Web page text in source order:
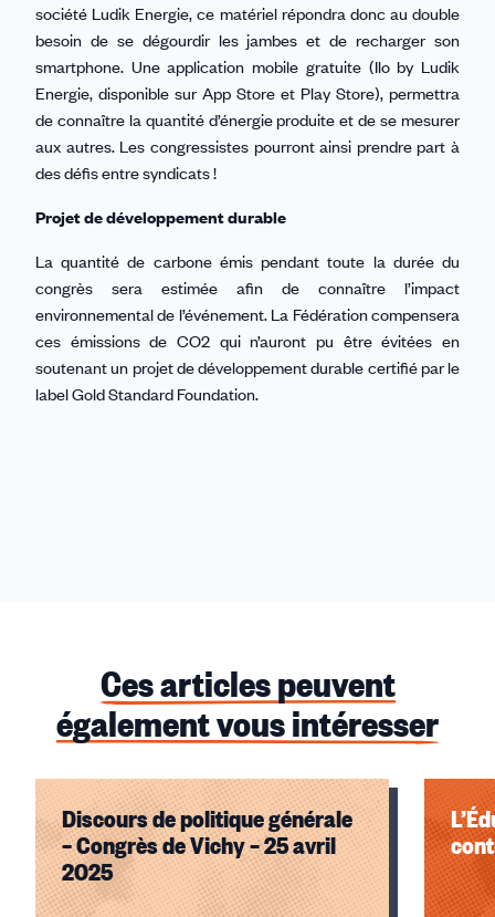
société Ludik Energie, ce matériel répondra donc au double
besoin de se dégourdir les jambes et de recharger son
smartphone. Une application mobile gratuite (Ilo by Ludik
Energie, disponible sur App Store et Play Store), permettra
de connaître la quantité d’énergie produite et de se mesurer
aux autres. Les congressistes pourront ainsi prendre part à
des défis entre syndicats !
Projet de développement durable
La quantité de carbone émis pendant toute la durée du
congrès sera estimée afin de connaître l’impact
environnemental de l’événement. La Fédération compensera
ces émissions de CO2 qui n’auront pu être évitées en
soutenant un projet de développement durable certifié par le
label Gold Standard Foundation.
Ces articles peuvent
également vous intéresser
Discours de politique générale
– Congrès de Vichy – 25 avril
2025